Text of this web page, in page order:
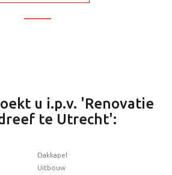
u i.p.v. 'Renovatie
te Utrecht':
Dakkapel
Uitbouw